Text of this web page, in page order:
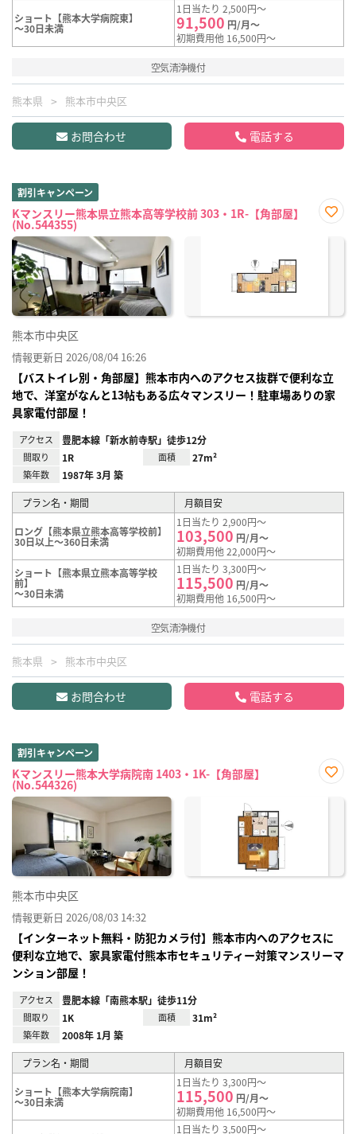
ショート【熊本大学病院東】
～30日未満
1日当たり 2,500円～
91,500 円/月～
初期費用他 16,500円～
空気清浄機付
熊本県 熊本市中央区
お問合わせ 電話する
割引キャンペーン
Kマンスリー熊本県立熊本高等学校前 303・1R-【角部屋】
(No.544355)
に入
熊本市中央区
情報更新日 2026/08/04 16:26
【バストイレ別・角部屋】熊本市内へのアクセス抜群で便利な立
地で、洋室がなんと13帖もある広々マンスリー！駐車場ありの家
具家電付部屋！
アクセス 豊肥本線「新水前寺駅」徒歩12分
間取り 1R 面積 27m²
築年数 1987年 3月 築
プラン名・期間 月額目安
ロング【熊本県立熊本高等学校前】
30日以上～360日未満
1日当たり 2,900円～
103,500 円/月～
初期費用他 22,000円～
ショート【熊本県立熊本高等学校
前】
～30日未満
1日当たり 3,300円～
115,500 円/月～
初期費用他 16,500円～
空気清浄機付
熊本県 熊本市中央区
お問合わせ 電話する
割引キャンペーン
Kマンスリー熊本大学病院南 1403・1K-【角部屋】
(No.544326)
に入
熊本市中央区
情報更新日 2026/08/03 14:32
【インターネット無料・防犯カメラ付】熊本市内へのアクセスに
便利な立地で、家具家電付熊本市セキュリティー対策マンスリーマ
ンション部屋！
アクセス 豊肥本線「南熊本駅」徒歩11分
間取り 1K 面積 31m²
築年数 2008年 1月 築
プラン名・期間 月額目安
ショート【熊本大学病院南】
～30日未満
1日当たり 3,300円～
115,500 円/月～
初期費用他 16,500円～
1日当たり 3,500円～